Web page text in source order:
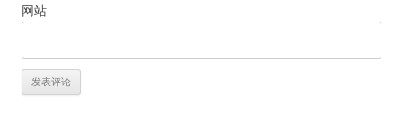
网站